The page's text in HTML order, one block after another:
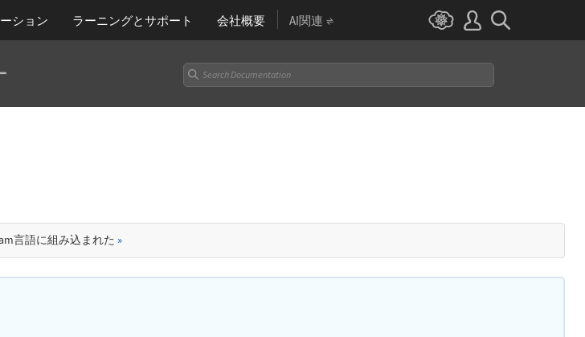
ション ラーニングとサポート 会社概要 AI関連
言語に組み込まれた »